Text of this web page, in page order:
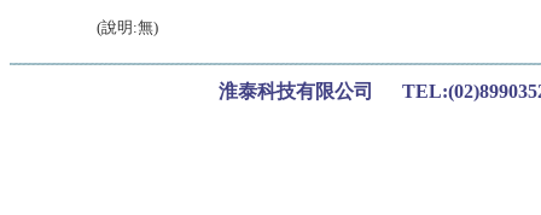
(說明:無)
淮泰科技有限公司